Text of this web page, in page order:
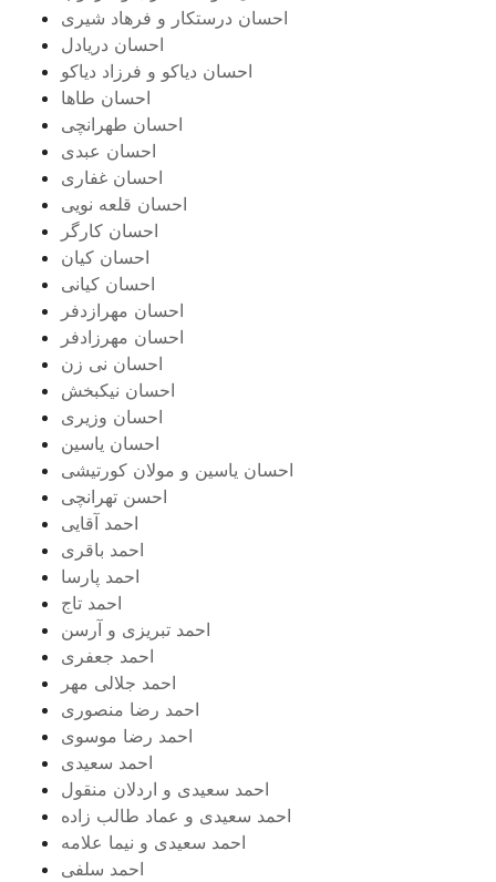
احسان درستكار و فرهاد شيرى
احسان دریادل
احسان دیاکو و فرزاد دیاکو
احسان طاها
احسان طهرانچی
احسان عبدی
احسان غفاری
احسان قلعه نویی
احسان کارگر
احسان کیان
احسان کیانی
احسان مهرازدفر
احسان مهرزادفر
احسان نی زن
احسان نیکبخش
احسان وزیری
احسان یاسین
احسان یاسین و مولان کورتیشی
احسن تهرانچی
احمد آقایی
احمد باقری
احمد پارسا
احمد تاج
احمد تبریزی و آرسن
احمد جعفری
احمد جلالی مهر
احمد رضا منصوری
احمد رضا موسوی
احمد سعیدی
احمد سعیدی و اردلان منقول
احمد سعیدی و عماد طالب زاده
احمد سعیدی و نیما علامه
احمد سلفی